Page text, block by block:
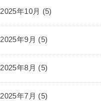
2025年10月 (5)
2025年9月 (5)
2025年8月 (5)
2025年7月 (5)